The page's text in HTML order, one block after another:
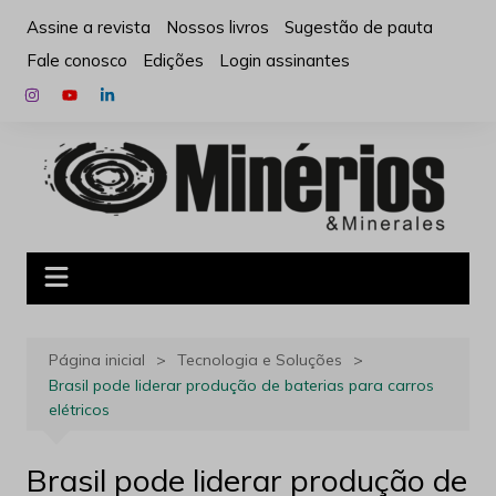
para
conteúdo
Assine a revista Nossos livros
Sugestão de pauta
Fale conosco
Edições Login assinantes
Página inicial
Tecnologia e Soluções
Brasil pode liderar produção de baterias para carros
elétricos
Brasil pode liderar produção de